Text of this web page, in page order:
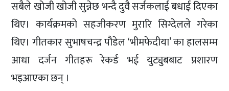
सबैले खोजी खोजी सुन्नेछ भन्दै दुवै सर्जकलाई बधाई दिएका
थिए। कार्यक्रमको सहजीकरण मुरारि सिग्देलले गरेका
थिए। गीतकार सुभाषचन्द्र पौडेल ‘भीमफेदीया’ का हालसम्म
आधा दर्जन गीतहरू रेकर्ड भई युट्युबबाट प्रशारण
भइआएका छन् ।